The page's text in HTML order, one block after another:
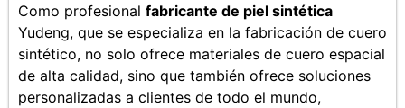
Como profesional fabricante de piel sintética
Yudeng, que se especializa en la fabricación de cuero
sintético, no solo ofrece materiales de cuero espacial
de alta calidad, sino que también ofrece soluciones
personalizadas a clientes de todo el mundo,